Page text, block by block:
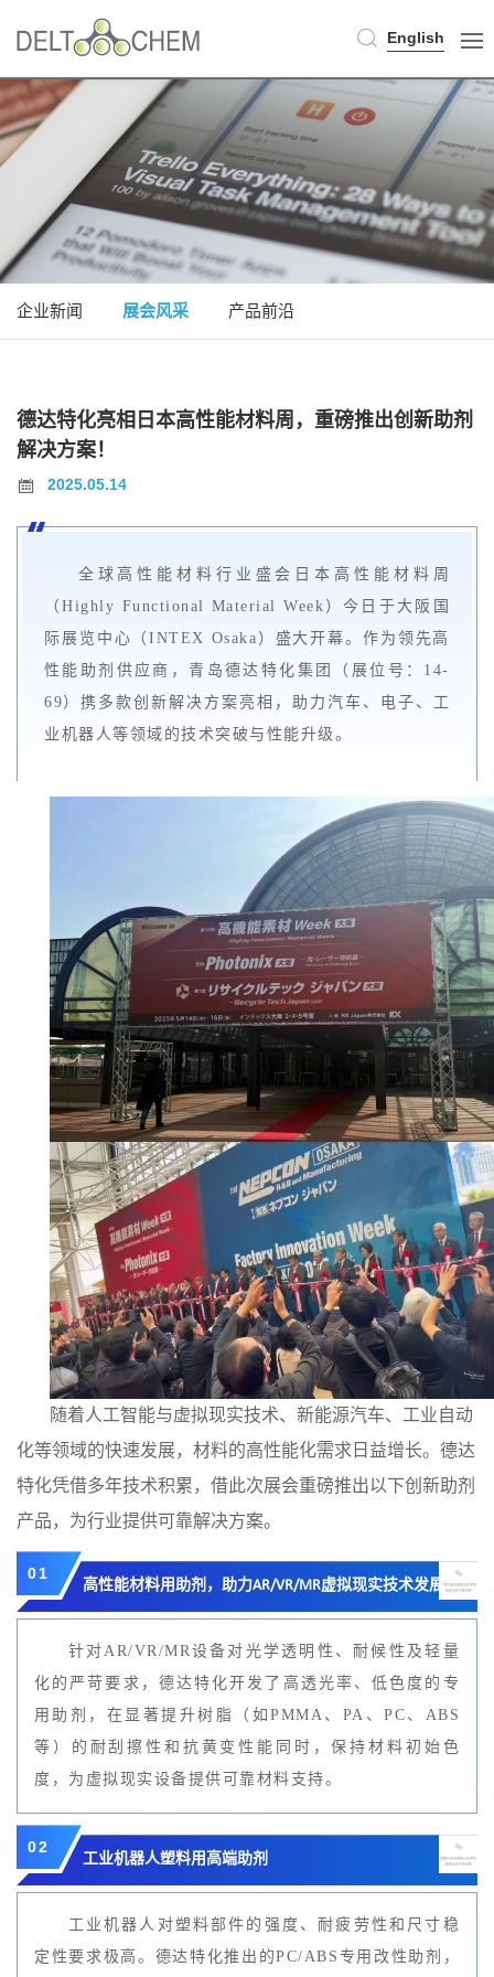
English
企业新闻 展会风采 产品前沿
德达特化亮相日本高性能材料周，重磅推出创新助剂
解决方案！
2025.05.14
全球高性能材料行业盛会日本高性能材料周
（Highly Functional Material Week）今日于大阪国
际展览中心（INTEX Osaka）盛大开幕。作为领先高
性能助剂供应商，青岛德达特化集团（展位号：14-
69）携多款创新解决方案亮相，助力汽车、电子、工
业机器人等领域的技术突破与性能升级。
随着人工智能与虚拟现实技术、新能源汽车、工业自动
化等领域的快速发展，材料的高性能化需求日益增长。德达
特化凭借多年技术积累，借此次展会重磅推出以下创新助剂
产品，为行业提供可靠解决方案。
01
高性能材料用助剂，助力AR/VR/MR虚拟现实技术发展
针对AR/VR/MR设备对光学透明性、耐候性及轻量
化的严苛要求，德达特化开发了高透光率、低色度 的专
用助剂， 在 显著提升树脂（如PMMA 、 PA 、PC 、 ABS
等）的耐刮擦性和抗黄变性能 同时 ，保持材料初始色
度， 为虚拟现实设备提供可靠材料支持。
02
工业机器人塑料用 高端助剂
工业机器人对塑料部件的强度、耐疲劳性和尺寸稳
定性要求极高。德达特化推出的PC/ABS专用改性助剂，